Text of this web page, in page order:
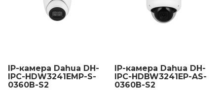
IP-камера Dahua DH-
IPC-HDW3241EMP-S-
0360B-S2
IP-камера Dahua DH-
IPC-HDBW3241EP-AS-
0360B-S2